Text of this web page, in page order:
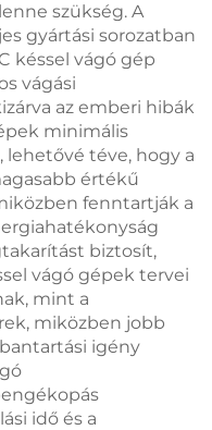
szükség. A
gyártási sorozatban
késsel vágó gép
vágási
az emberi hibák
minimális
téve, hogy a
értékű
fenntartják a
biztosít,
vágó gépek tervei
mint a
miközben jobb
igény
idő és a